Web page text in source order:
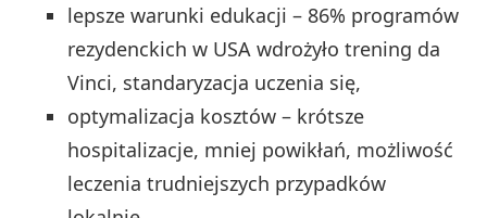
lepsze warunki edukacji – 86% programów
rezydenckich w USA wdrożyło trening da
Vinci, standaryzacja uczenia się,
optymalizacja kosztów – krótsze
hospitalizacje, mniej powikłań, możliwość
leczenia trudniejszych przypadków